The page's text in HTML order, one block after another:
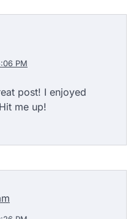
PM
post! I enjoyed
me up!